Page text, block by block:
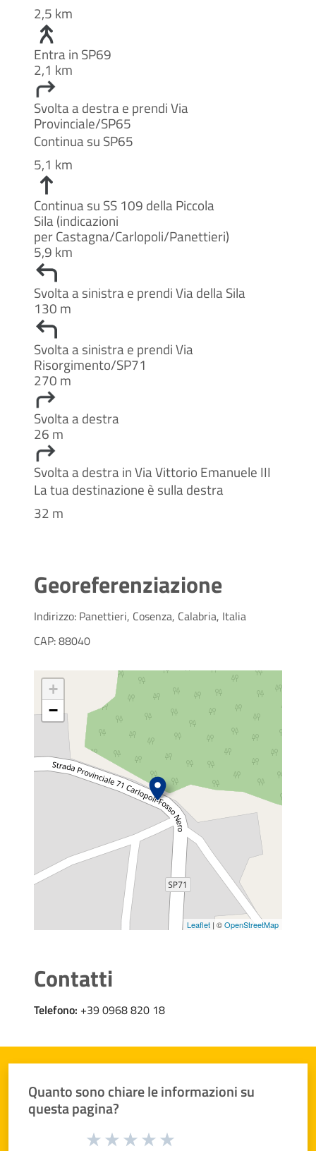
2,5 km
Entra in SP69
2,1 km
Svolta a destra e prendi Via
Provinciale/SP65
Continua su SP65
5,1 km
Continua su SS 109 della Piccola
Sila (indicazioni
per Castagna/Carlopoli/Panettieri)
5,9 km
Svolta a sinistra e prendi Via della Sila
130 m
Svolta a sinistra e prendi Via
Risorgimento/SP71
270 m
Svolta a destra
26 m
Svolta a destra in Via Vittorio Emanuele III
La tua destinazione è sulla destra
32 m
Georeferenziazione
Indirizzo: Panettieri, Cosenza, Calabria, Italia
CAP: 88040
+
−
Leaflet | ©OpenStreetMap
Contatti
Telefono: +39 0968 820 18
Quanto sono chiare le informazioni su
questa pagina?
Valuta da 1 a 5 stelle la pagina